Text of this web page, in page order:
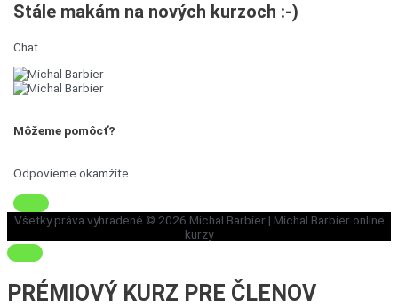
Stále makám na nových kurzoch :-)
Chat
Môžeme pomôcť?
Odpovieme okamžite
Všetky práva vyhradené © 2026 Michal Barbier| Michal Barbier online
kurzy
PRÉMIOVÝ KURZ PRE ČLENOV